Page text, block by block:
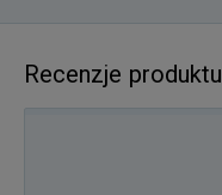
Recenzje produktu